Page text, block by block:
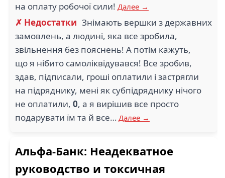
на оплату робочої сили! Далее →
✗ Недостатки Знімають вершки з державних
замовлень, а людині, яка все зробила,
звільнення без пояснень! А потім кажуть,
що я нібито самоліквідувався! Все зробив,
здав, підписали, гроші оплатили і застрягли
на підряднику, мені як субпідряднику нічого
не оплатили, 0, а я вирішив все просто
подарувати їм та й все… Далее →
Альфа-Банк: Неадекватное
руководство и токсичная